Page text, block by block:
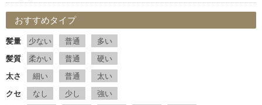
おすすめタイプ
髪量 少ない 普通
多い
髪質
柔かい 普通
硬い
太さ
細い 普通
太い
クセ
なし 少し
強い